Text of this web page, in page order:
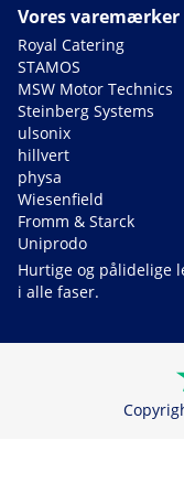
Vores varemærker
Royal Catering
STAMOS
MSW Motor Technics
Steinberg Systems
ulsonix
hillvert
physa
Wiesenfield
Fromm & Starck
Uniprodo
Hurtige og pålidelige
i alle faser.